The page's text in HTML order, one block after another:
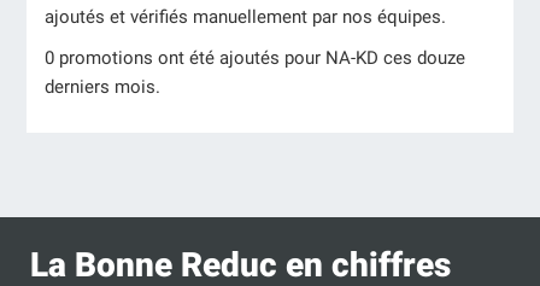
ajoutés et vérifiés manuellement par nos équipes.
0 promotions ont été ajoutés pour NA-KD ces douze
derniers mois.
La Bonne Reduc en chiffres